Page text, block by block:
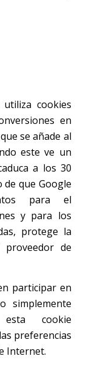
cookies
en
se añade al
este ve un
a los 30
de que Google
para el
y para los
protege la
proveedor de
participar en
simplemente
cookie
preferencias
Internet.